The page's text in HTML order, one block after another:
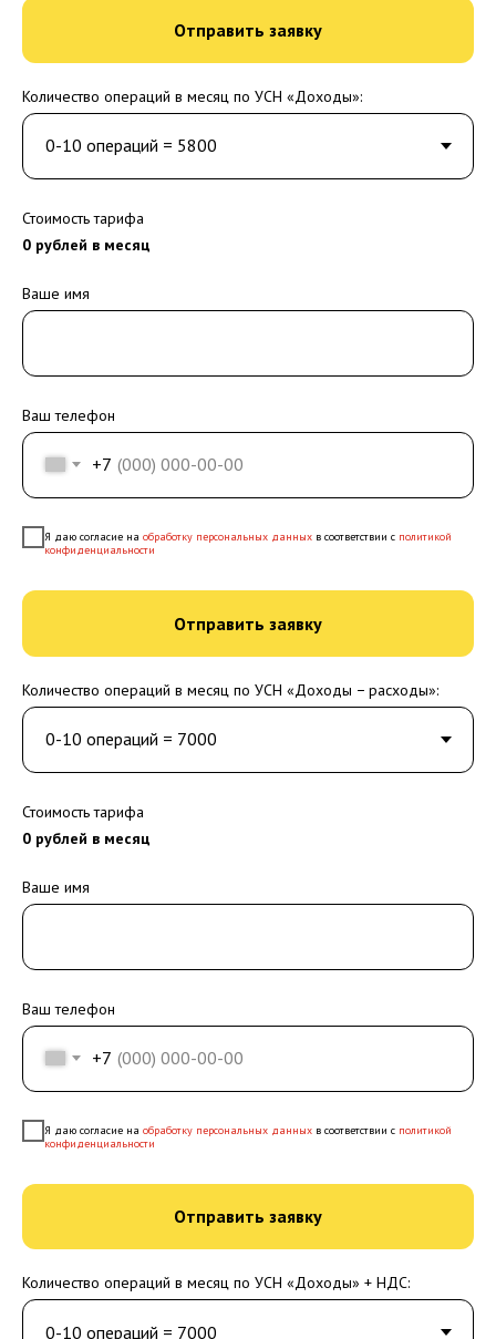
Отправить заявку
Количество операций в месяц по УСН «Доходы»:
Стоимость тарифа
0 рублей в месяц
Ваше имя
Ваш телефон
+7
Я даю согласие на обработку персональных данных в соответствии с политикой
конфиденциальности
Отправить заявку
Количество операций в месяц по УСН «Доходы − расходы»:
Стоимость тарифа
0 рублей в месяц
Ваше имя
Ваш телефон
+7
Я даю согласие на обработку персональных данных в соответствии с политикой
конфиденциальности
Отправить заявку
Количество операций в месяц по УСН «Доходы» + НДС: